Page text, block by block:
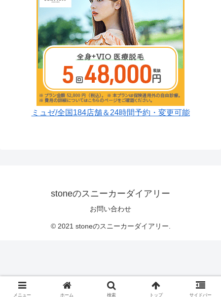
ミュゼ/全国184店舗＆24時間予約・変更可能
stoneのスニーカーダイアリー
お問い合わせ
© 2021 stoneのスニーカーダイアリー.
メニュー ホーム 検索 トップ サイドバー